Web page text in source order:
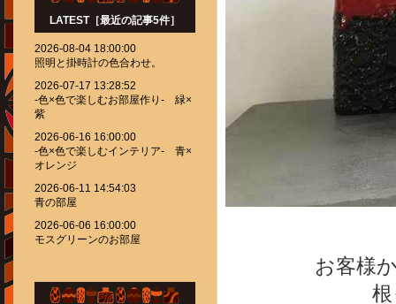
お客様
LATEST［最近の記事5件］
2026-08-04 18:00:00
照明と掛時計の色合わせ。
2026-07-17 13:28:52
-色×色で楽しむお部屋作り- 緑×
紫
2026-06-16 16:00:00
-色×色で楽しむインテリア- 青×
オレンジ
2026-06-11 14:54:03
青の部屋
2026-06-06 16:00:00
モスグリーンのお部屋